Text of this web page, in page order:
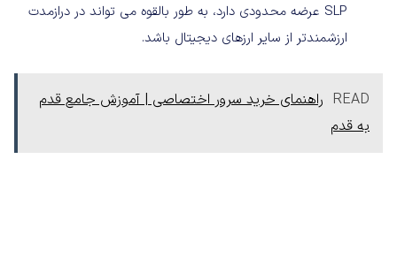
SLP عرضه محدودی دارد، به طور بالقوه می تواند در درازمدت
ارزشمندتر از سایر ارزهای دیجیتال باشد.
READ راهنمای خرید سرور اختصاصی | آموزش جامع قدم
به قدم